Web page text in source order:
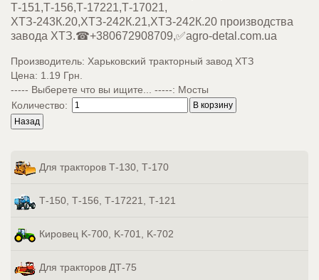
Т-151,Т-156,Т-17221,Т-17021,
ХТЗ-243К.20,ХТЗ-242К.21,ХТЗ-242К.20 производства
завода ХТЗ.☎+380672908709,✅agro-detal.com.ua
Производитель: Харьковский тракторный завод ХТЗ
Цена: 1.19 Грн.
----- Выберете что вы ищите... -----: Мосты
Количество:
Для тракторов Т-130, Т-170
Т-150, Т-156, Т-17221, Т-121
Кировец K-700, K-701, K-702
Для тракторов ДТ-75